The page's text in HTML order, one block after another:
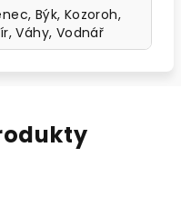
Býk, Kozoroh,
Váhy, Vodnář